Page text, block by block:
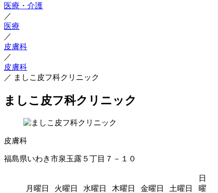
医療・介護
／
医療
／
皮膚科
／
皮膚科
／ ましこ皮フ科クリニック
ましこ皮フ科クリニック
皮膚科
福島県いわき市泉玉露５丁目７－１０
月曜日 火曜日 水曜日 木曜日 金曜日 土曜日
日
曜